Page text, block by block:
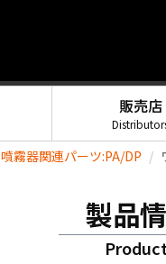
販売店
噴霧器関連パーツ:PA/DP
製品